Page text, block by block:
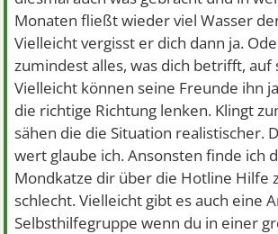
Monaten fließt wieder viel Wasser
Vielleicht vergisst er dich dann ja.
zumindest alles, was dich betrifft, auf
Vielleicht können seine Freunde ihn
die richtige Richtung lenken. Klingt
sähen die die Situation realistischer.
wert glaube ich. Ansonsten finde ich
Mondkatze dir über die Hotline Hilfe
schlecht. Vielleicht gibt es auch eine
Selbsthilfegruppe wenn du in einer